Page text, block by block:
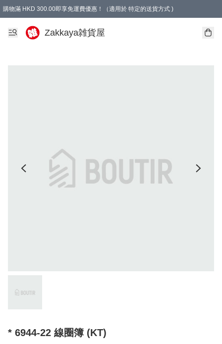
購物滿 HKD 300.00即享免運費優惠！（適用於 特定的送貨方式 )
Zakkaya雑貨屋
* 6944-22 線圈簿 (KT)